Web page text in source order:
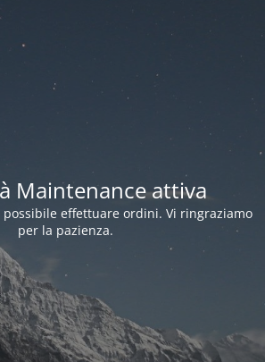
Maintenance attiva
possibile effettuare ordini. Vi ringraziamo
per la pazienza.